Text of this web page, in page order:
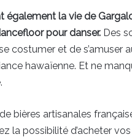
également la vie de
pour danser. Des
et de s’amuser
hawaïenne. Et ne
bières artisanales
la possibilité d’acheter